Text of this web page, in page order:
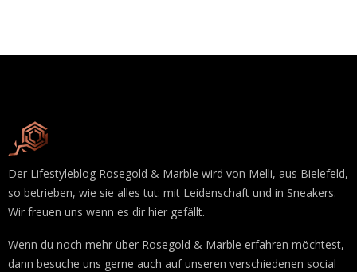
Der Lifestyleblog Rosegold & Marble wird von Melli, aus Bielefeld,
so betrieben, wie sie alles tut: mit Leidenschaft und in Sneakers.
Wir freuen uns wenn es dir hier gefällt.
Wenn du noch mehr über Rosegold & Marble erfahren möchtest,
dann besuche uns gerne auch auf unseren verschiedenen social